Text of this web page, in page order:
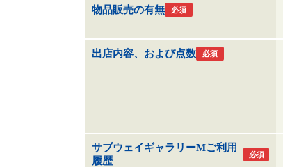
物品販売の有無 必須
出店内容、および点数 必須
サブウェイギャラリーMご利用
履歴
必須